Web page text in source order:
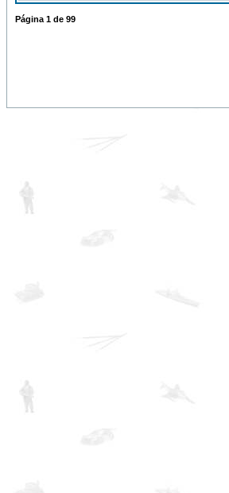
Página 1 de 99